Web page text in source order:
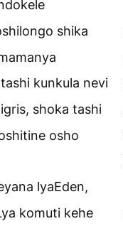
shika
kunkula nevi
shoka tashi
osho
lyaEden,
komuti kehe